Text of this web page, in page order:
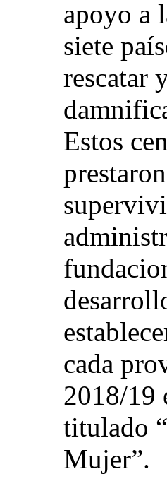
apoyo a
siete
rescatar
Estos
cada
2018/19
titulado
Mujer”.